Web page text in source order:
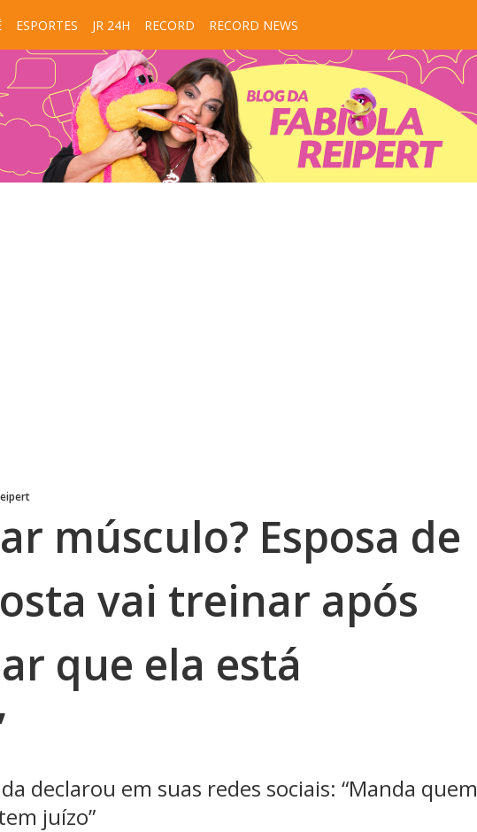
ESPORTES JR 24H RECORD RECORD NEWS
músculo? Esposa de
vai treinar após
que ela está
declarou em suas redes sociais: “Manda quem
juízo”